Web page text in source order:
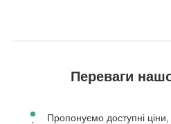
Переваги
Пропонуємо доступні ціни,